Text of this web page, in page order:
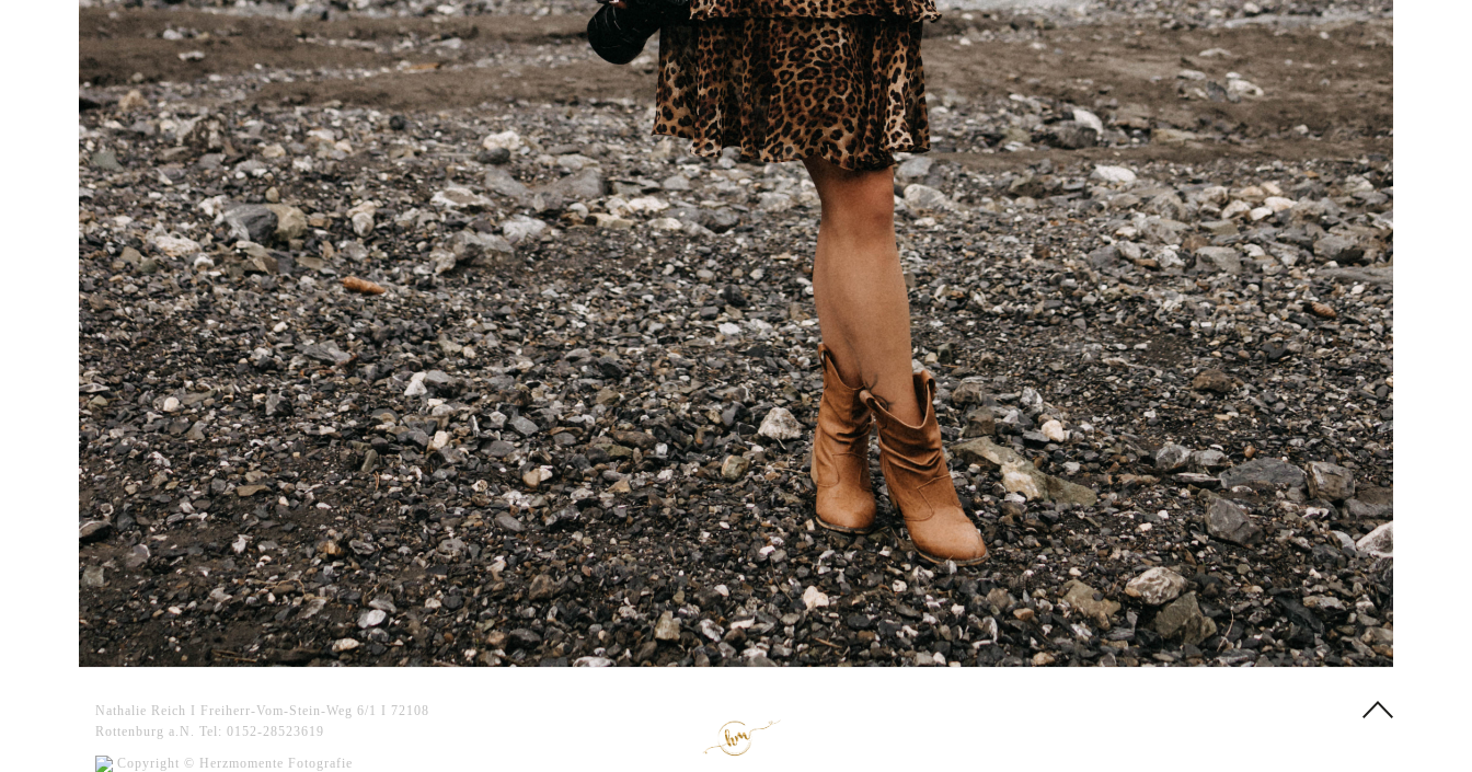
Nathalie Reich I Freiherr-Vom-Stein-Weg 6/1 I 72108
Rottenburg a.N. Tel: 0152-28523619
Copyright © Herzmomente Fotografie